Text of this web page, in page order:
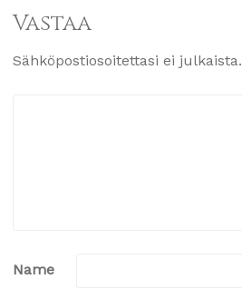
Vastaa
Sähköpostiosoitettasi ei julkaista.
Name